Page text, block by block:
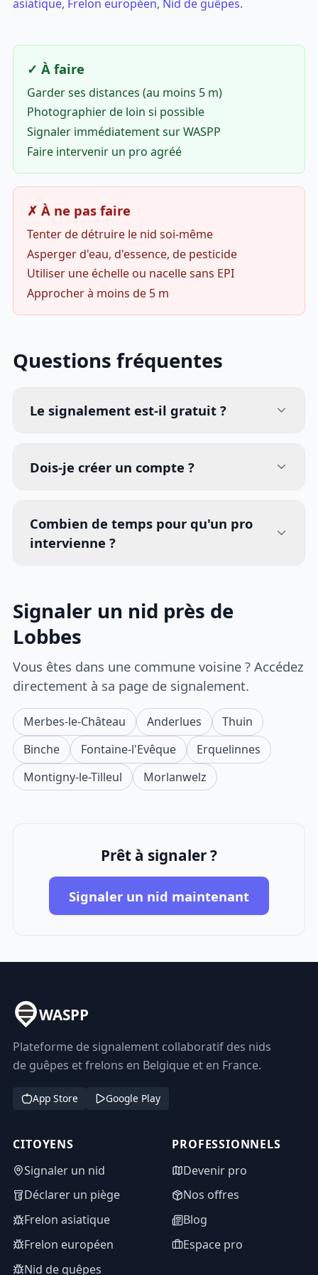
asiatique, Frelon européen, Nid de guêpes.
✓ À faire
Garder ses distances (au moins 5 m)
Photographier de loin si possible
Signaler immédiatement sur WASPP
Faire intervenir un pro agréé
✗ À ne pas faire
Tenter de détruire le nid soi-même
Asperger d'eau, d'essence, de pesticide
Utiliser une échelle ou nacelle sans EPI
Approcher à moins de 5 m
Questions fréquentes
Le signalement est-il gratuit ?
Dois-je créer un compte ?
Combien de temps pour qu'un pro
intervienne ?
Signaler un nid près de
Lobbes
Vous êtes dans une commune voisine ? Accédez
directement à sa page de signalement.
Merbes-le-Château Anderlues
Thuin
Binche
Fontaine-l'Evêque
Erquelinnes
Montigny-le-Tilleul
Morlanwelz
Prêt à signaler ?
Signaler un nid maintenant
WASPP
Plateforme de signalement collaboratif des nids
de guêpes et frelons en Belgique et en France.
App Store Google Play
CITOYENS
Signaler un nid
Déclarer un piège
Frelon asiatique
Frelon européen
Nid de guêpes
PROFESSIONNELS
Devenir pro
Nos offres
Blog
Espace pro